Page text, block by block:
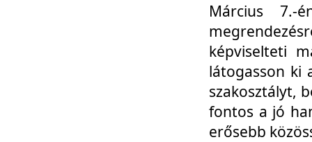
Március 7.-
képviselteti
látogasson ki
szakosztályt,
fontos a jó
erősebb